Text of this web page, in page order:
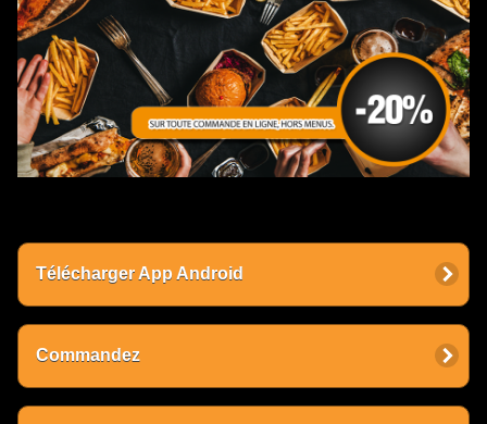
Télécharger App Android
Commandez